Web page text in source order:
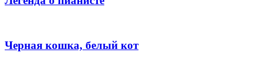
Черная кошка, белый кот